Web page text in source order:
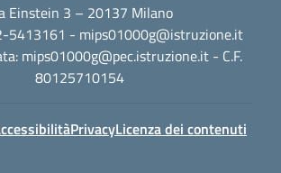
Einstein 3 – 20137 Milano
5413161 - mips01000g@istruzione.it
mips01000g@pec.istruzione.it - C.F.
80125710154
PrivacyLicenza dei contenuti